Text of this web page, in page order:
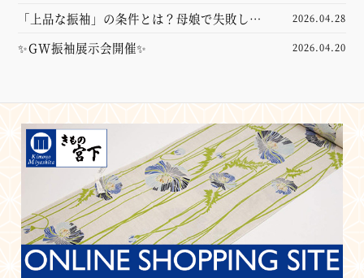
ための前撮り準備・服装・費用相場をプロが
徹底解説！
「上品な振袖」の条件とは？母娘で失敗しな
い選び方とコーディネートのポイント
2026.04.28
✨GW振袖展示会開催✨ 2026.04.20